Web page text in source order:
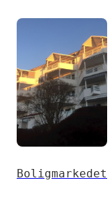
Boligmarkedet